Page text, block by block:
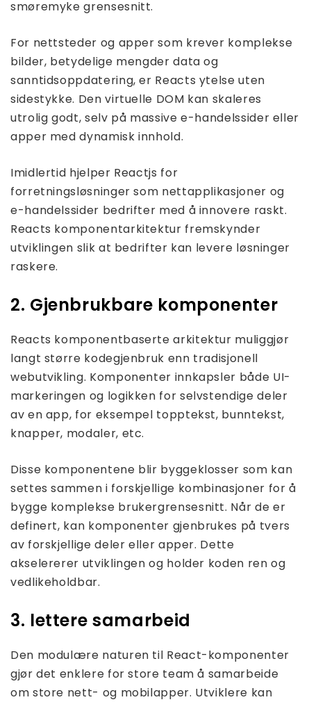
smøremyke grensesnitt.
For nettsteder og apper som krever komplekse
bilder, betydelige mengder data og
sanntidsoppdatering, er Reacts ytelse uten
sidestykke. Den virtuelle DOM kan skaleres
utrolig godt, selv på massive e-handelssider eller
apper med dynamisk innhold.
Imidlertid hjelper Reactjs for
forretningsløsninger som nettapplikasjoner og
e-handelssider bedrifter med å innovere raskt.
Reacts komponentarkitektur fremskynder
utviklingen slik at bedrifter kan levere løsninger
raskere.
2. Gjenbrukbare komponenter
Reacts komponentbaserte arkitektur muliggjør
langt større kodegjenbruk enn tradisjonell
webutvikling. Komponenter innkapsler både UI-
markeringen og logikken for selvstendige deler
av en app, for eksempel topptekst, bunntekst,
knapper, modaler, etc.
Disse komponentene blir byggeklosser som kan
settes sammen i forskjellige kombinasjoner for å
bygge komplekse brukergrensesnitt. Når de er
definert, kan komponenter gjenbrukes på tvers
av forskjellige deler eller apper. Dette
akselererer utviklingen og holder koden ren og
vedlikeholdbar.
3. lettere samarbeid
Den modulære naturen til React-komponenter
gjør det enklere for store team å samarbeide
om store nett- og mobilapper. Utviklere kan